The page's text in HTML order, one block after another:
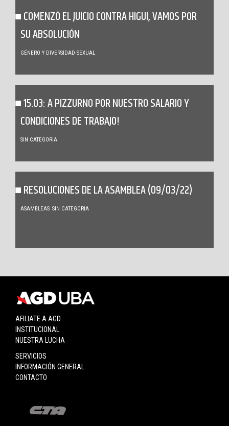
COMENZÓ EL JUICIO CONTRA HIGUI, VAMOS POR
SU ABSOLUCIÓN
GÉNERO Y DIVERSIDAD SEXUAL
15.03: A PIZZURNO POR NUESTRO SALARIO Y
CONDICIONES DE TRABAJO!
SIN CATEGORIA
RESOLUCIONES DE LA ASAMBLEA (09/03/22)
ASAMBLEAS SIN CATEGORIA
AFILIATE A AGD
INSTITUCIONAL
NUESTRA LUCHA
SERVICIOS
INFORMACIÓN GENERAL
CONTACTO